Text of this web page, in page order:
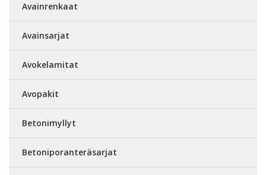
Avainrenkaat
Avainsarjat
Avokelamitat
Avopakit
Betonimyllyt
Betoniporanteräsarjat